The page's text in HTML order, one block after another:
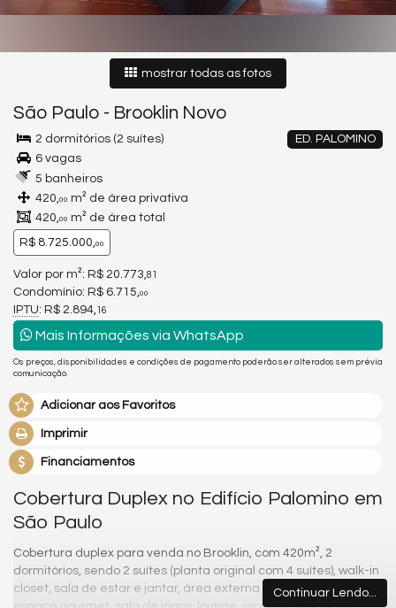
mostrar todas as fotos
São Paulo - Brooklin Novo
ED. PALOMINO
2 dormitórios (2 suítes)
6 vagas
5 banheiros
420,00 m² de área privativa
420,00 m² de área total
R$ 8.725.000,00
Valor por m²: R$ 20.773, 81
Condomínio: R$ 6.715, 00
IPTU: R$ 2.894, 16
Mais Informações via WhatsApp
Os preços, disponibilidades e condições de pagamento poderão ser alterados sem prévia
comunicação.
Adicionar aos Favoritos
Imprimir
Financiamentos
Cobertura Duplex no Edifício Palomino em
São Paulo
Cobertura duplex para venda no Brooklin, com 420m², 2
dormitórios, sendo 2 suítes (planta original com 4 suítes), walk-in
closet, sala de estar e jantar, área externa com sala de TV,
Continuar Lendo...